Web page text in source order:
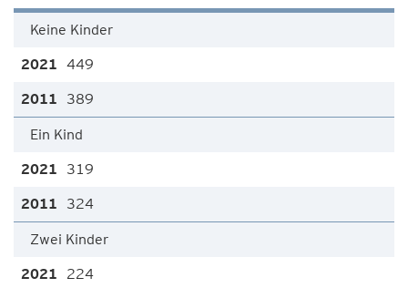
Keine Kinder
449
389
Ein Kind
319
324
Zwei Kinder
224